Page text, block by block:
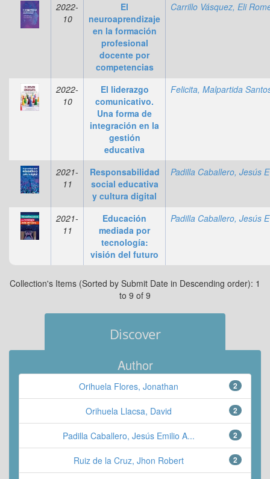
2022-
10
El
neuroaprendizaje
en la formación
profesional
docente por
competencias
2022-
10
El liderazgo
comunicativo.
Una forma de
integración en la
gestión
educativa
2021-
11
Responsabilidad
social educativa
y cultura digital
2021-
11
Educación
mediada por
tecnología:
visión del futuro
Collection's Items (Sorted by Submit Date in Descending order): 1
to 9 of 9
Discover
Author
2
Orihuela Flores, Jonathan
2
Orihuela Llacsa, David
2
Padilla Caballero, Jesús Emilio A...
2
Ruiz de la Cruz, Jhon Robert